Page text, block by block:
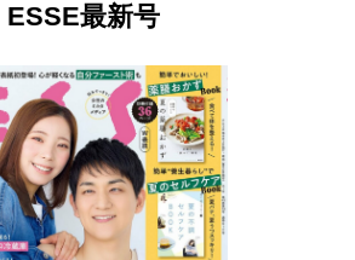
ESSE最新号